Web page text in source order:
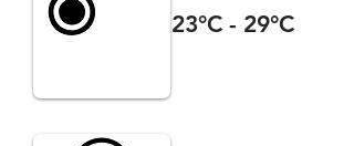
23°C - 29°C